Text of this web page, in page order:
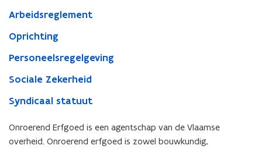
Arbeidsreglement
Oprichting
Personeelsregelgeving
Sociale Zekerheid
Syndicaal statuut
Onroerend Erfgoed is een agentschap van de Vlaamse
overheid. Onroerend erfgoed is zowel bouwkundig,